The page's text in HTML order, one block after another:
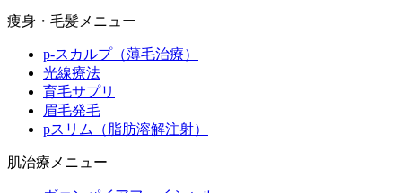
痩身・毛髪メニュー
p-スカルプ（薄毛治療）
光線療法
育毛サプリ
眉毛発毛
pスリム（脂肪溶解注射）
肌治療メニュー